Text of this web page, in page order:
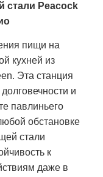
стали Peacock
пищи на
кухней из
Эта станция
и
павлиньего
обстановке
стали
к
даже в